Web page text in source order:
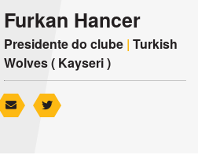
Furkan Hancer
Presidente do clube | Turkish
Wolves ( Kayseri )